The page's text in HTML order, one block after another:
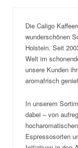
Die Caligo
wunderschönen
Holstein. Seit
Welt im
unsere Kunden
aromafrisch
In unserem
dabei – von
Espressosorten